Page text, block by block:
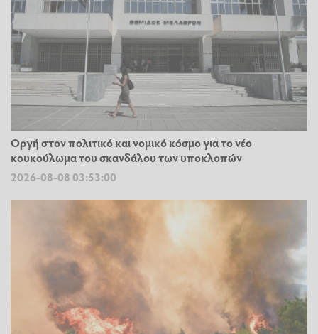
Οργή στον πολιτικό και νομικό κόσμο για το νέο
κουκούλωμα του σκανδάλου των υποκλοπών
2026-08-08 03:53:00